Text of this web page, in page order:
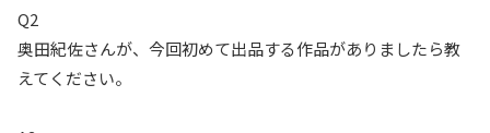
Q2
奥田紀佐さんが、今回初めて出品する作品がありましたら教
えてください。